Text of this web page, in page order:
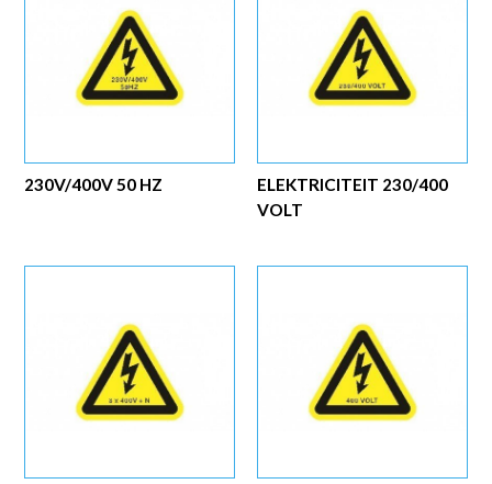
ELEKTRICITEIT 230/400
VOLT
230V/400V 50 HZ